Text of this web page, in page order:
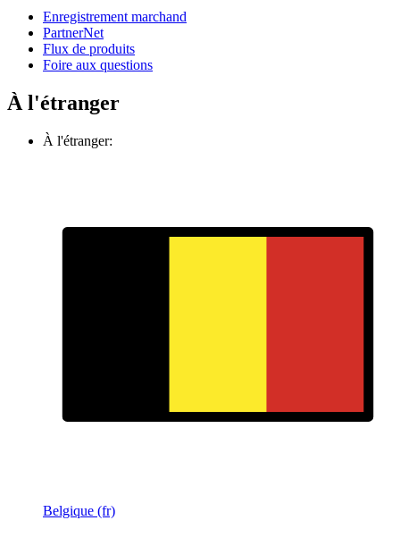
Enregistrement marchand
PartnerNet
Flux de produits
Foire aux questions
À l'étranger
À l'étranger:
Belgique (fr)